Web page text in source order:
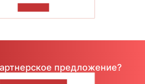
предложение?